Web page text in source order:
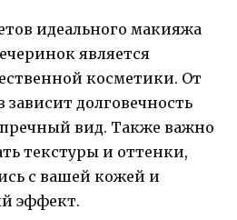
идеального макияжа
является
косметики. От
зависит долговечность
вид. Также важно
текстуры и оттенки,
с вашей кожей и
эффект.